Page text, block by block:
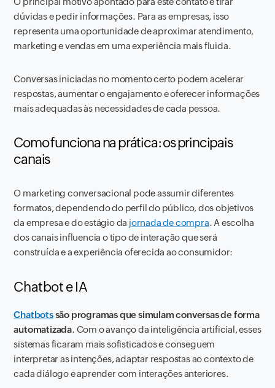
dúvidas e pedir informações. Para as empresas, isso
representa uma oportunidade de aproximar atendimento,
marketing e vendas em uma experiência mais fluida.
Conversas iniciadas no momento certo podem acelerar
respostas, aumentar o engajamento e oferecer informações
mais adequadas às necessidades de cada pessoa.
Como funciona na prática: os principais
canais
O marketing conversacional pode assumir diferentes
formatos, dependendo do perfil do público, dos objetivos
da empresa e do estágio da jornada de compra. A escolha
dos canais influencia o tipo de interação que será
construída e a experiência oferecida ao consumidor:
Chatbot e IA
Chatbotssão programas que simulam conversas de forma
automatizada. Com o avanço da inteligência artificial, esses
sistemas ficaram mais sofisticados e conseguem
interpretar as intenções, adaptar respostas ao contexto de
cada diálogo e aprender com interações anteriores.